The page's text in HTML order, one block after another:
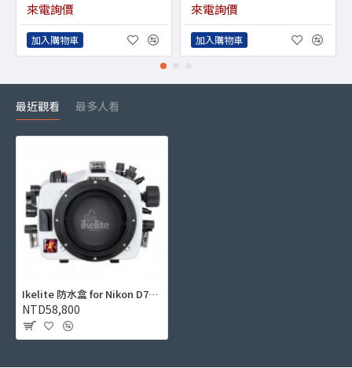
來電詢價
加入購物車
來電詢價
加入購物車
最近觀看 最多人看
Ikelite 防水盒 for Nikon D780 (60m Dry Lock版)
NTD58,800